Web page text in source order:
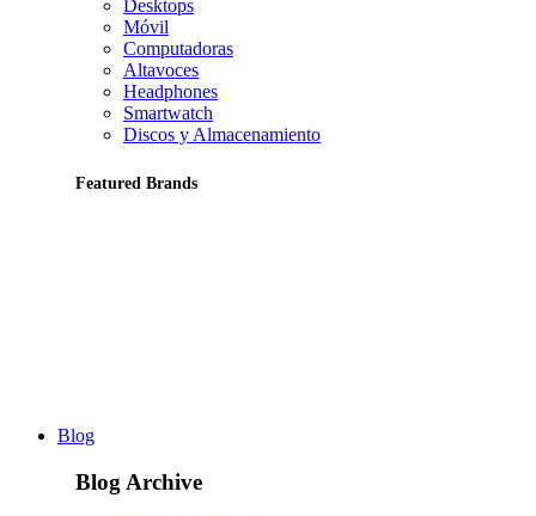
Desktops
Móvil
Computadoras
Altavoces
Headphones
Smartwatch
Discos y Almacenamiento
Featured Brands
Blog
Blog Archive